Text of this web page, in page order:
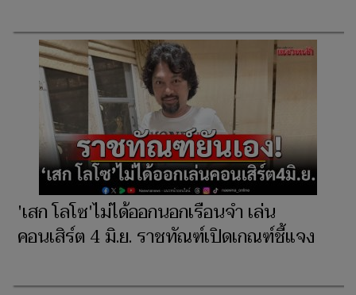
'เสก โลโซ'ไม่ได้ออกนอกเรือนจำ เล่น
คอนเสิร์ต 4 มิ.ย. ราชทัณฑ์เปิดเกณฑ์ชี้แจง